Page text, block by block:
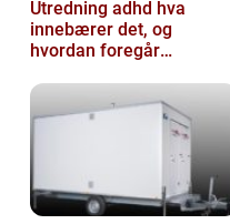
Utredning adhd hva
innebærer det, og
hvordan foregår